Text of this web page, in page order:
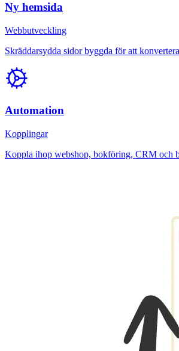
Ny hemsida
Webbutveckling
Skräddarsydda sidor byggda för att
Automation
Kopplingar
Koppla ihop webshop, bokföring, CRM och